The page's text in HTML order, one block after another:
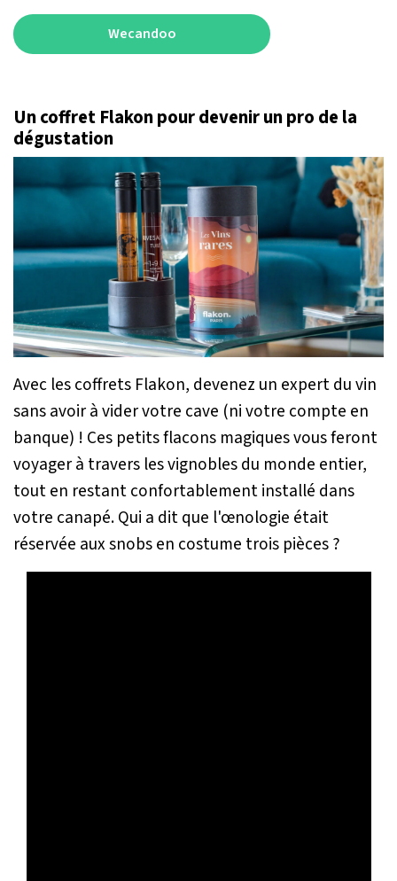
Wecandoo
Un coffret Flakon pour devenir un pro de la
dégustation
Avec les coffrets Flakon, devenez un expert du vin
sans avoir à vider votre cave (ni votre compte en
banque) ! Ces petits flacons magiques vous feront
voyager à travers les vignobles du monde entier,
tout en restant confortablement installé dans
votre canapé. Qui a dit que l'œnologie était
réservée aux snobs en costume trois pièces ?